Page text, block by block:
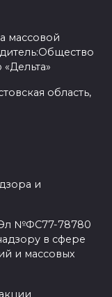
массовой
область,
и
№ФС77-78780
в сфере
и массовых